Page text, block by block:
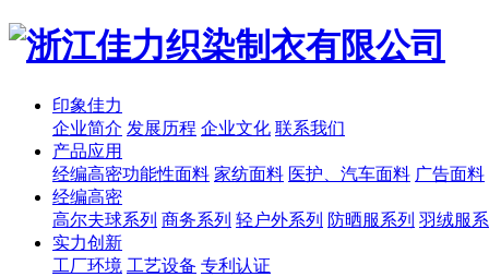
印象佳力
企业简介 发展历程 企业文化 联系我们
产品应用
经编高密功能性面料 家纺面料 医护、汽车面料 广告面料
经编高密
高尔夫球系列 商务系列 轻户外系列 防晒服系列 羽绒服
实力创新
工厂环境 工艺设备 专利认证